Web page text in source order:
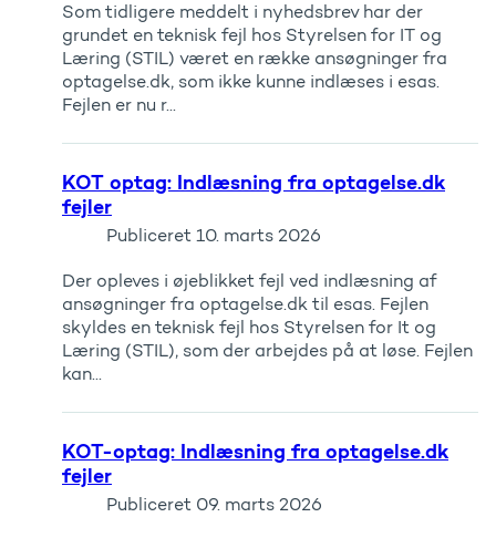
Som tidligere meddelt i nyhedsbrev har der
grundet en teknisk fejl hos Styrelsen for IT og
Læring (STIL) været en række ansøgninger fra
optagelse.dk, som ikke kunne indlæses i esas.
Fejlen er nu r...
KOT optag: Indlæsning fra optagelse.dk
fejler
Publiceret 10. marts 2026
Der opleves i øjeblikket fejl ved indlæsning af
ansøgninger fra optagelse.dk til esas. Fejlen
skyldes en teknisk fejl hos Styrelsen for It og
Læring (STIL), som der arbejdes på at løse. Fejlen
kan...
KOT-optag: Indlæsning fra optagelse.dk
fejler
Publiceret 09. marts 2026